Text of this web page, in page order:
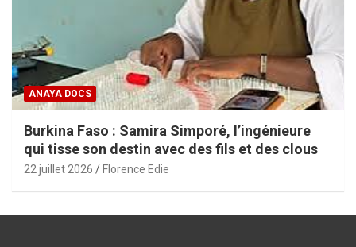
ANAYA DOCS
Burkina Faso : Samira Simporé, l’ingénieure
qui tisse son destin avec des fils et des clous
22 juillet 2026 Florence Edie